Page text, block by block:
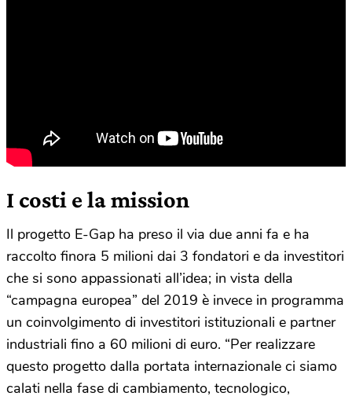
I costi e la mission
Il progetto E-Gap ha preso il via due anni fa e ha
raccolto finora 5 milioni dai 3 fondatori e da investitori
che si sono appassionati all’idea; in vista della
“campagna europea” del 2019 è invece in programma
un coinvolgimento di investitori istituzionali e partner
industriali fino a 60 milioni di euro. “Per realizzare
questo progetto dalla portata internazionale ci siamo
calati nella fase di cambiamento, tecnologico,